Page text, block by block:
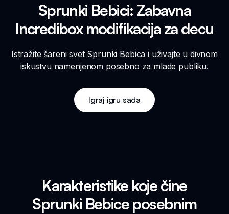
Sprunki Bebici: Zabavna
Incredibox modifikacija za decu
Istražite šareni svet Sprunki Bebica i uživajte u divnom
iskustvu namenjenom posebno za mlade publiku.
Igraj igru sada
Karakteristike koje čine
Sprunki Bebice posebnim